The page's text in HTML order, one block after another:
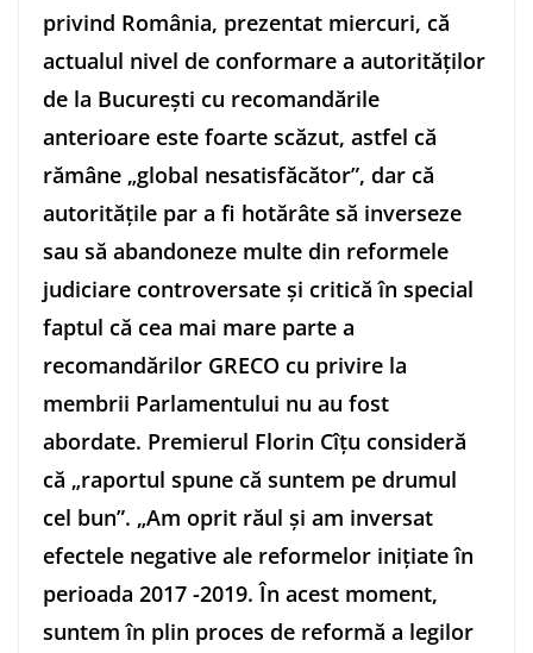
privind România, prezentat miercuri, că
actualul nivel de conformare a autorităţilor
de la Bucureşti cu recomandările
anterioare este foarte scăzut, astfel că
rămâne „global nesatisfăcător”, dar că
autorităţile par a fi hotărâte să inverseze
sau să abandoneze multe din reformele
judiciare controversate şi critică în special
faptul că cea mai mare parte a
recomandărilor GRECO cu privire la
membrii Parlamentului nu au fost
abordate. Premierul Florin Cîţu consideră
că „raportul spune că suntem pe drumul
cel bun”. „Am oprit răul şi am inversat
efectele negative ale reformelor iniţiate în
perioada 2017 -2019. În acest moment,
suntem în plin proces de reformă a legilor